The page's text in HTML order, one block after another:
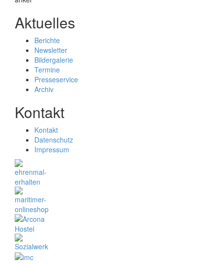
Aktuelles
Berichte
Newsletter
Bildergalerie
Termine
Presseservice
Archiv
Kontakt
Kontakt
Datenschutz
Impressum